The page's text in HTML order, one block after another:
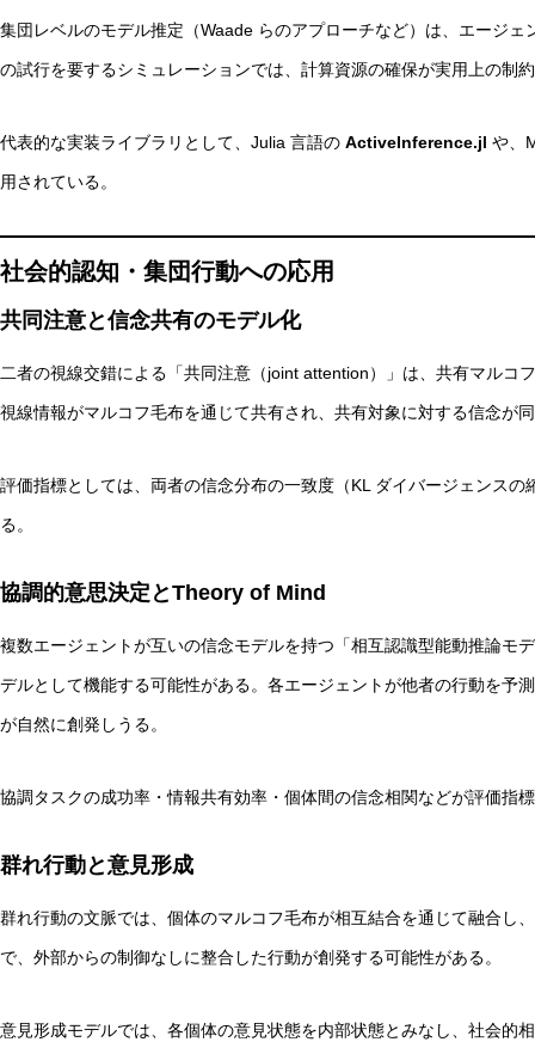
集団レベルのモデル推定（Waade らのアプローチなど）は、エージェ
の試行を要するシミュレーションでは、計算資源の確保が実用上の制
代表的な実装ライブラリとして、Julia 言語の ActiveInference.jl や、
用されている。
社会的認知・集団行動への応用
共同注意と信念共有のモデル化
二者の視線交錯による「共同注意（joint attention）」は、共有マルコ
視線情報がマルコフ毛布を通じて共有され、共有対象に対する信念が
評価指標としては、両者の信念分布の一致度（KL ダイバージェンス
る。
協調的意思決定とTheory of Mind
複数エージェントが互いの信念モデルを持つ「相互認識型能動推論モ
デルとして機能する可能性がある。各エージェントが他者の行動を予
が自然に創発しうる。
協調タスクの成功率・情報共有効率・個体間の信念相関などが評価指
群れ行動と意見形成
群れ行動の文脈では、個体のマルコフ毛布が相互結合を通じて融合し
で、外部からの制御なしに整合した行動が創発する可能性がある。
意見形成モデルでは、各個体の意見状態を内部状態とみなし、社会的